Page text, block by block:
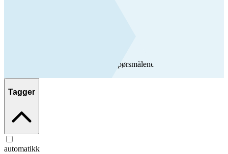
Her finner du svar på de vanligste spørsmålene om Flexit-produkter
Tagger
automatikk